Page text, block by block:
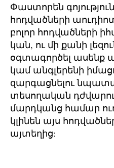
Փաստորեն
հոդվածների
բոլոր հոդվածների
կան, ու մի քանի
օգտագործել ասենք
կամ անգլերենի
զարգացնելու
տեսողական
մարդկանց համար
կլինեն այս
այտեղից: